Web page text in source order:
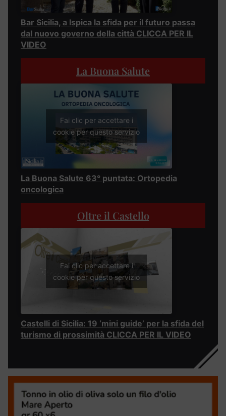
Bar Sicilia, a Ispica la sfida per il futuro passa
dal nuovo governo della città CLICCA PER IL
VIDEO
La Buona Salute
Fai clic per accettare i
cookie per questo servizio
La Buona Salute 63° puntata: Ortopedia
oncologica
Oltre il Castello
Fai clic per accettare i
cookie per questo servizio
Castelli di Sicilia: 19 ‘mini guide’ per la sfida del
turismo di prossimità CLICCA PER IL VIDEO